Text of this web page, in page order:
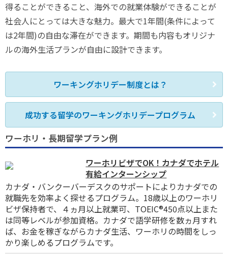
得ることができること、海外での就業体験ができることが
社会人にとっては大きな魅力。最大で1年間(条件によって
は2年間)の自由な滞在ができます。期間も内容もオリジナ
ルの海外生活プランが自由に設計できます。
ワーキングホリデー制度とは？
成功する留学のワーキングホリデープログラム
ワーホリ・長期留学プラン例
ワーホリビザでOK！カナダでホテル
有給インターンシップ
カナダ・バンクーバーデスクのサポートによりカナダでの
就職先を効率よく探せるプログラム。18歳以上のワーホリ
ビザ保持者で、４ヵ月以上就業可、TOEIC®450点以上また
は同等レベルが参加資格。カナダで語学研修を数ヵ月すれ
ば、お金を稼ぎながらカナダ生活、ワーホリの時間をしっ
かり楽しめるプログラムです。